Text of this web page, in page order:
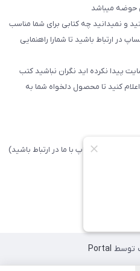
حوضه میباشد
و نمیدانید چه کتابی برای شما مناسب
در ارتباط باشید تا شما‌را راهنمایی
پیدا نکرده اید نگران نباشید کتب
کنید تا محصول دلخواه شما به
توسط Portal